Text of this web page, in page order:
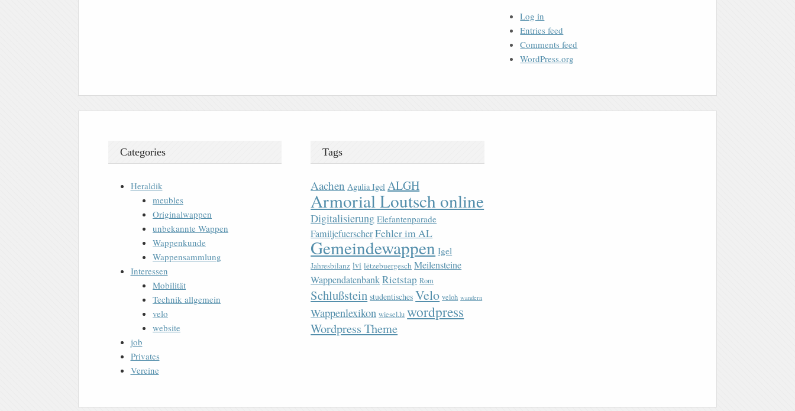
Log in
Entries feed
Comments feed
WordPress.org
Categories
Heraldik
meubles
Originalwappen
unbekannte Wappen
Wappenkunde
Wappensammlung
Interessen
Mobilität
Technik allgemein
velo
website
job
Privates
Vereine
Tags
Aachen Agulia Igel ALGH
Armorial Loutsch online
Digitalisierung Elefantenparade
FamiljefuerscherFehler im AL
Gemeindewappen Igel
Jahresbilanz lvi lëtzebuergesch Meilensteine
WappendatenbankRietstap Rom
Schlußstein studentisches Velo veloh wandern
Wappenlexikon wiesel.lu wordpress
Wordpress Theme